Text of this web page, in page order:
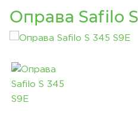
Оправа Safilo